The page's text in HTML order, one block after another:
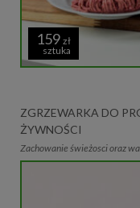
159 zł
sztuka
ZGRZEWARKA DO
ŻYWNOŚCI
Zachowanie świeżosci oraz